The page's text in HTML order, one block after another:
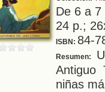
De 6 a
24 p.;
ISBN: 84-
Resumen:
Antiguo
niñas